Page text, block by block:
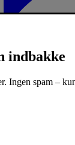
indbakke
Ingen spam –